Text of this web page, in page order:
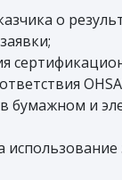
о
бумажном и
использование